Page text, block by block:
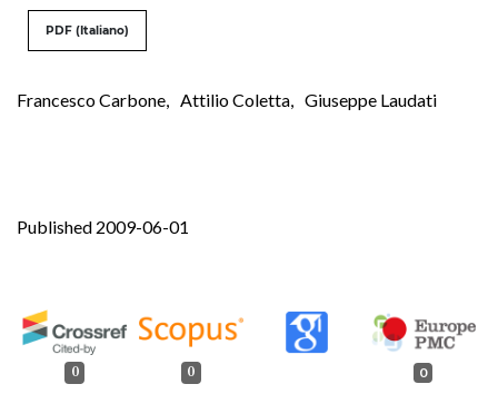
PDF (Italiano)
Francesco Carbone, Attilio Coletta, Giuseppe Laudati
Published 2009-06-01
0 0 0